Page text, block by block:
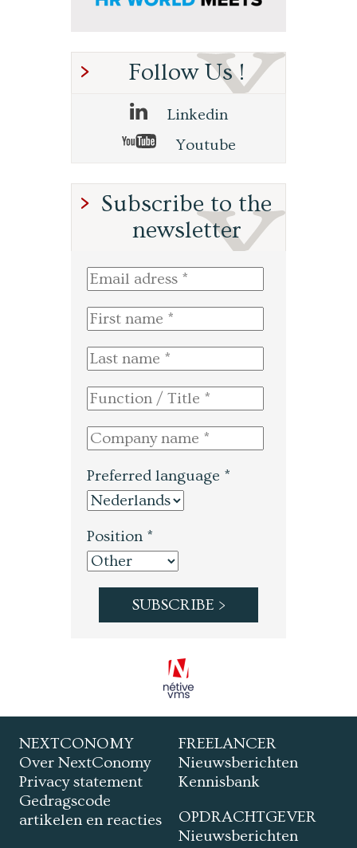
Follow Us !
Linkedin
Youtube
Subscribe to the
newsletter
Preferred language *
Position *
NEXTCONOMY
Over NextConomy
Privacy statement
Gedragscode
artikelen en reacties
FREELANCER
Nieuwsberichten
Kennisbank
OPDRACHTGEVER
Nieuwsberichten